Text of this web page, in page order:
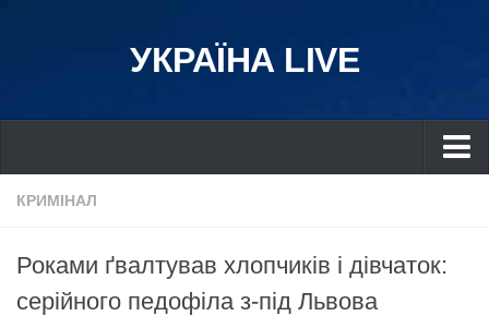
УКРАЇНА LIVE
Україна
Дніпро
Львів
КРИМІНАЛ
Роками ґвалтував хлопчиків і дівчаток:
серійного педофіла з-під Львова